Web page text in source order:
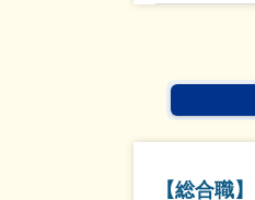
【総合職